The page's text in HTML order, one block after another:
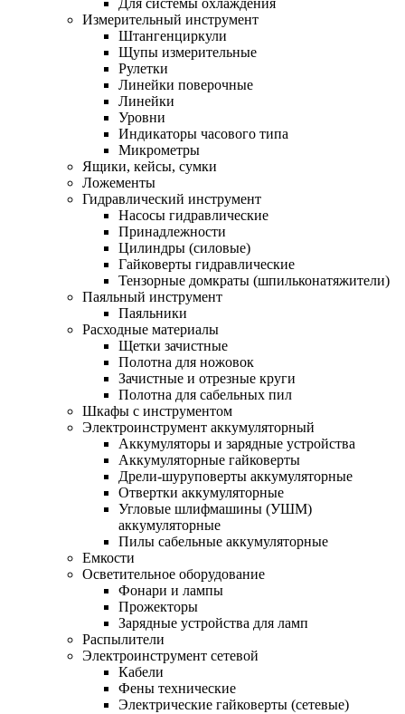
Для системы охлаждения
Измерительный инструмент
Штангенциркули
Щупы измерительные
Рулетки
Линейки поверочные
Линейки
Уровни
Индикаторы часового типа
Микрометры
Ящики, кейсы, сумки
Ложементы
Гидравлический инструмент
Насосы гидравлические
Принадлежности
Цилиндры (силовые)
Гайковерты гидравлические
Тензорные домкраты (шпильконатяжители)
Паяльный инструмент
Паяльники
Расходные материалы
Щетки зачистные
Полотна для ножовок
Зачистные и отрезные круги
Полотна для сабельных пил
Шкафы с инструментом
Электроинструмент аккумуляторный
Аккумуляторы и зарядные устройства
Аккумуляторные гайковерты
Дрели-шуруповерты аккумуляторные
Отвертки аккумуляторные
Угловые шлифмашины (УШМ)
аккумуляторные
Пилы сабельные аккумуляторные
Емкости
Осветительное оборудование
Фонари и лампы
Прожекторы
Зарядные устройства для ламп
Распылители
Электроинструмент сетевой
Кабели
Фены технические
Электрические гайковерты (сетевые)